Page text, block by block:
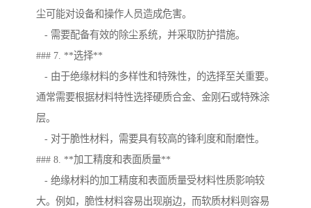
尘可能对设备和操作人员造成危害。
- 需要配备有效的除尘系统，并采取防护措施。
### 7. **选择**
- 由于绝缘材料的多样性和特殊性，的选择至关重要。
通常需要根据材料特性选择硬质合金、金刚石或特殊涂
层。
- 对于脆性材料，需要具有较高的锋利度和耐磨性。
### 8. **加工精度和表面质量**
- 绝缘材料的加工精度和表面质量受材料性质影响较
大。例如，脆性材料容易出现崩边，而软质材料则容易